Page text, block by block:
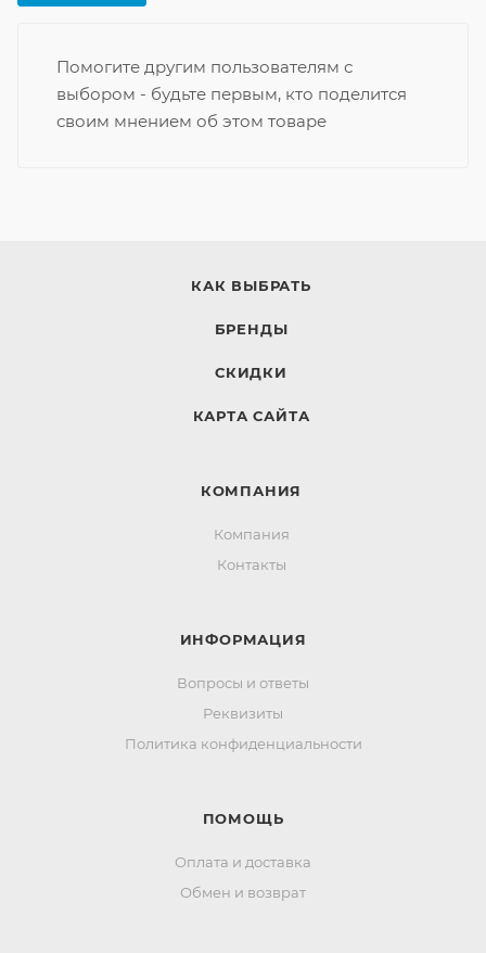
Помогите другим пользователям с
выбором - будьте первым, кто поделится
своим мнением об этом товаре
КАК ВЫБРАТЬ
БРЕНДЫ
СКИДКИ
КАРТА САЙТА
КОМПАНИЯ
Компания
Контакты
ИНФОРМАЦИЯ
Вопросы и ответы
Реквизиты
Политика конфиденциальности
ПОМОЩЬ
Оплата и доставка
Обмен и возврат